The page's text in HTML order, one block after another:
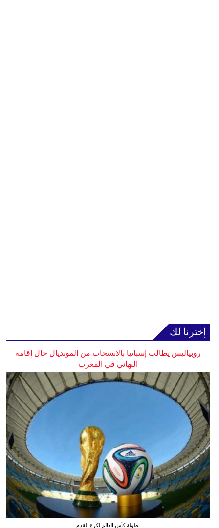
إخترنا لك
روبياليس يطالب إسبانيا بالانسحاب من المونديال حال إقامة
النهائي في المغرب
بطولة كأس العالم لكرة القدم